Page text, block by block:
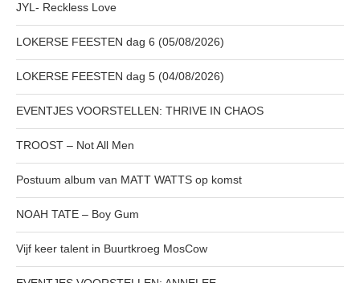
JYL- Reckless Love
LOKERSE FEESTEN dag 6 (05/08/2026)
LOKERSE FEESTEN dag 5 (04/08/2026)
EVENTJES VOORSTELLEN: THRIVE IN CHAOS
TROOST – Not All Men
Postuum album van MATT WATTS op komst
NOAH TATE – Boy Gum
Vijf keer talent in Buurtkroeg MosCow